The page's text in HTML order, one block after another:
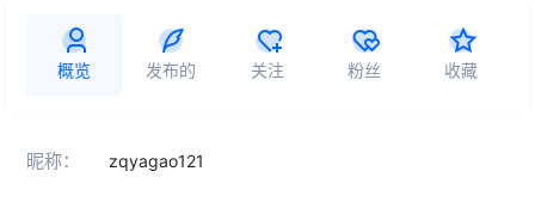
概览 发布的 关注 粉丝 收藏
昵称： zqyagao121